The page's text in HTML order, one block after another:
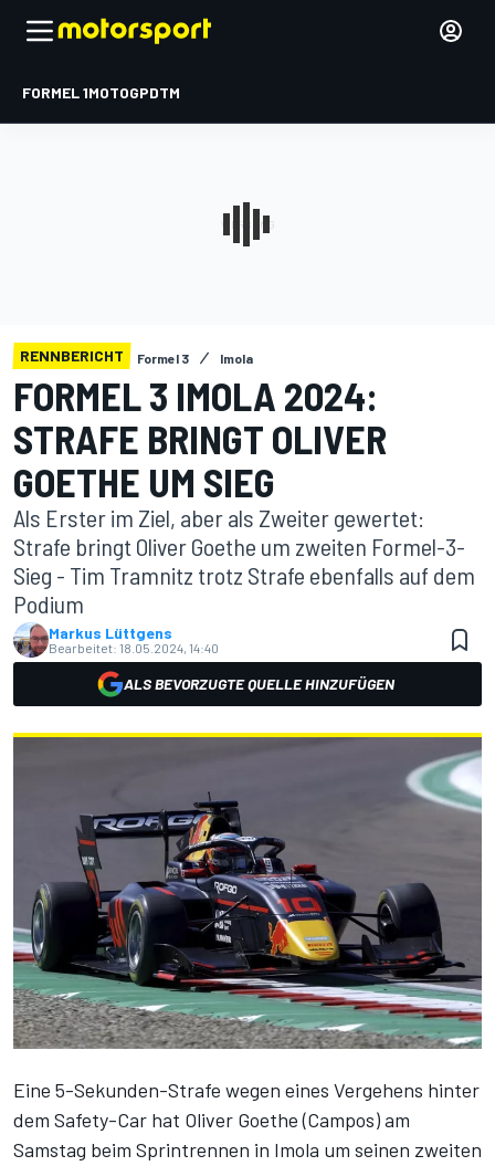
FORMEL 1MOTOGPDTM
RENNBERICHT Formel 3 Imola
FORMEL 3 IMOLA 2024:
STRAFE BRINGT OLIVER
GOETHE UM SIEG
Als Erster im Ziel, aber als Zweiter gewertet:
Strafe bringt Oliver Goethe um zweiten Formel-3-
Sieg - Tim Tramnitz trotz Strafe ebenfalls auf dem
Podium
Markus Lüttgens
Bearbeitet: 18.05.2024, 14:40
ALS BEVORZUGTE QUELLE HINZUFÜGEN
Eine 5-Sekunden-Strafe wegen eines Vergehens hinter
dem Safety-Car hat Oliver Goethe (Campos) am
Samstag beim Sprintrennen in Imola um seinen zweiten